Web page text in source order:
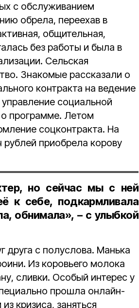
с обслуживанием
обрела, переехав в
общительная,
без работы и была в
Сельская
Знакомые рассказали о
контракта на ведение
социальной
о программе. Летом
соцконтракта. На
приобрела корову
но сейчас мы с ней
к себе, подкармливала
обнимала», – с улыбкой
друга с полуслова. Манька
Из коровьего молока
сливки. Особый интерес у
прошла онлайн-
кризиса, заняться